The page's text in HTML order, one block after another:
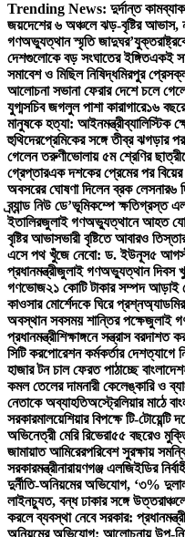
Trending News: দুর্দান্ত
জয়দেশের ৬ অঞ্চলে ঝড়-বৃষ্টির আভাস,
গণঅভ্যুত্থান স্মৃতি জাদুঘর’
দেশগুলোকে বড় সংঘাতের ইঙ্গিতএকই
সমাবেশ ও মিছিল নিষিদ্ধমিরপুর
আলোচনা সভানা ফেরার দেশে চলে
যুগ্মসচিব জগলুল পাশা কারাগারে১৬
মানুষকে হত্যা: আইনমন্ত্রীব্যালিস্টিক
হুথিদেরপ্রেমিকের সঙ্গে তীব্র ঝগড়ার
গেলেন তরুণীভোলায় ৫ম শ্রেণির
গ্রেপ্তারএক দশকের প্রেমের পর
অবসরের ঘোষণা দিলেন ব্রক লেসনার৬
ব্র্যান্ড নিউ ডে’ভূমিকম্পে ক্ষতিগ্রস্ত
ইতালিরজুলাই গণঅভ্যুত্থানে আহত
বৃষ্টির আভাসভারী বৃষ্টিতে আবারও
এসে পথ খুঁজে নেবো: ড. ইউনূস৫ আগস্ট
প্রধানমন্ত্রীজুলাই গণঅভ্যুত্থান দিবস
গণভোজ২১ কোটি টাকার সম্পদ আড়াই
কাওসার মোর্শেদকে ঘিরে প্রশ্ন
অবস্থান সবসময় শান্তির পক্ষেজুলাই
প্রধানমন্ত্রীশিক্ষাঙ্গনে সন্ত্রাস বরদাশত
সিটি করপোরেশন কর্মকর্তার দেশত্যাগে
হাজার টন চাল ফেরত পাঠাচ্ছে বাংলাদেশ
কমল তেলের দামনারী কেলেঙ্কারি ও
নেতাকে অব্যাহতিঅস্ট্রেলিয়ার মাঠে
সরকারমালয়েশিয়ার বিপক্ষে টি-টোয়েন্টি
অভিনেত্রী মেরি রিভেরা৫৫ বছরেও
জামায়াত আমিরেরপরিবেশ সুরক্ষায়
সরকারমন্ত্রীনারায়ণগঞ্জ এলজিইডির
দুর্নীতি-অনিয়মের অভিযোগ, ‘৩%
লাইনচ্যুত, বন্ধ ঢাকার সঙ্গে
করলে ব্যবস্থা নেবে সরকার: